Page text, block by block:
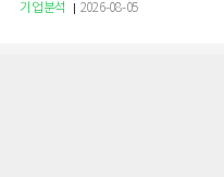
기업분석 2026-08-05